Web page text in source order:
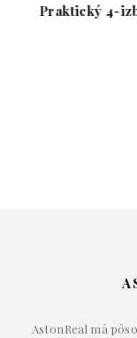
Praktický 4-
AstonReal má